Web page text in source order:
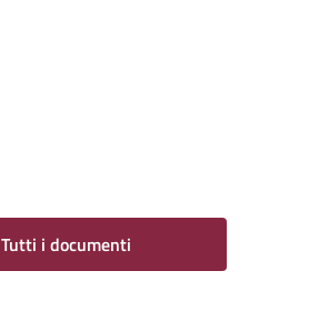
Tutti i documenti